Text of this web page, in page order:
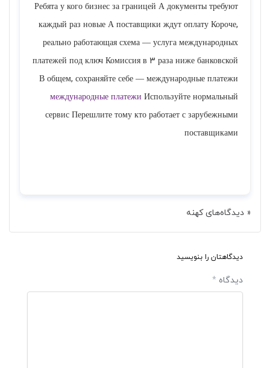
Ребята у кого бизнес за границей А документы требуют
каждый раз новые А поставщики ждут оплату Короче,
реально работающая схема — услуга международных
платежей под ключ Комиссия в 3 раза ниже банковской
В общем, сохраняйте себе — международные платежи
международные платежи Используйте нормальный
сервис Перешлите тому кто работает с зарубежными
поставщиками
« دیدگاه‌های کهنه
دیدگاهتان را بنویسید
دیدگاه *